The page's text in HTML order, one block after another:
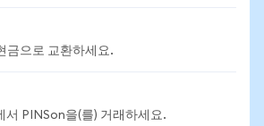
금으로 교환하세요.
서 PINSon을(를) 거래하세요.